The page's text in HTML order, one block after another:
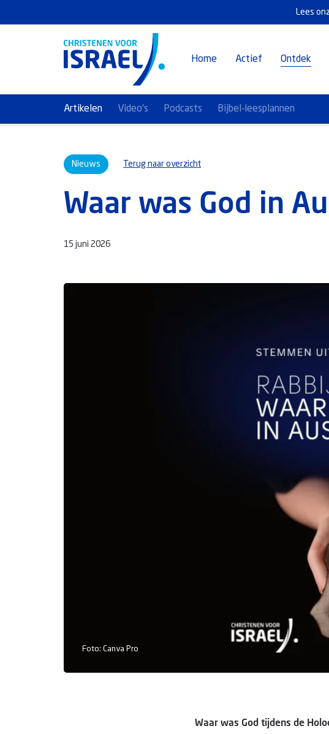
Lees
Home Actief Ontdek
Artikelen Video's Podcasts Bijbel-leesplannen
Nieuws Terug naar overzicht
Waar was God in
15 juni 2026
Foto: Canva Pro
Waar was God tijdens de